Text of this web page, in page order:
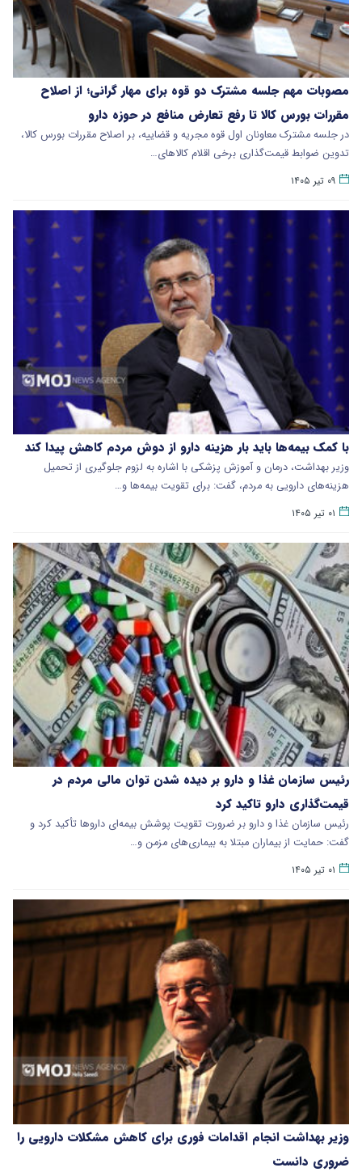
مصوبات مهم جلسه مشترک دو قوه برای مهار گرانی؛ از اصلاح
مقررات بورس کالا تا رفع تعارض منافع در حوزه دارو
در جلسه مشترک معاونان اول قوه مجریه و قضاییه، بر اصلاح مقررات بورس کالا،
تدوین ضوابط قیمت‌گذاری برخی اقلام کالاهای…
۰۹ تیر ۱۴۰۵
با کمک بیمه‌ها باید بار هزینه دارو از دوش مردم کاهش پیدا کند
وزیر بهداشت، درمان و آموزش پزشکی با اشاره به لزوم جلوگیری از تحمیل
هزینه‌های دارویی به مردم، گفت: برای تقویت بیمه‌ها و…
۰۱ تیر ۱۴۰۵
رئیس سازمان غذا و دارو بر دیده شدن توان مالی مردم در
قیمت‌گذاری دارو تاکید کرد
رئیس سازمان غذا و دارو بر ضرورت تقویت پوشش بیمه‌ای داروها تأکید کرد و
گفت: حمایت از بیماران مبتلا به بیماری‌های مزمن و…
۰۱ تیر ۱۴۰۵
وزیر بهداشت انجام اقدامات فوری برای کاهش مشکلات دارویی را
ضروری دانست